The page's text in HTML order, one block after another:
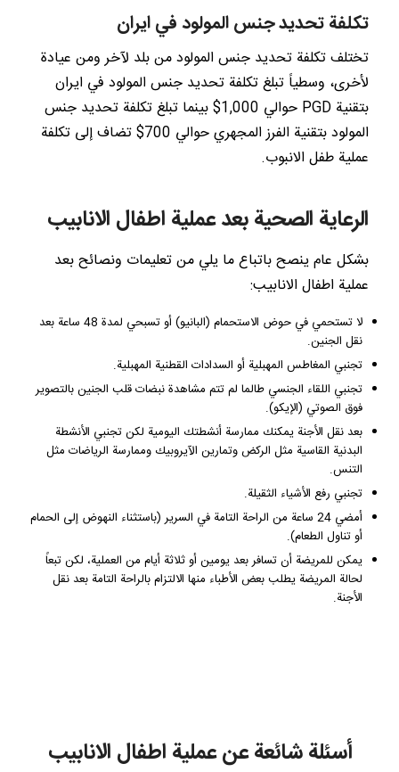
تكلفة تحديد جنس المولود في ايران
تختلف تكلفة تحديد جنس المولود من بلد لآخر ومن عيادة
لأخرى، وسطياً تبلغ تكلفة تحديد جنس المولود في ايران
بتقنية PGD حوالي 1,000$ بينما تبلغ تكلفة تحديد جنس
المولود بتقنية الفرز المجهري حوالي 700$ تضاف إلى تكلفة
عملية طفل الانبوب.
الرعاية الصحية بعد عملية اطفال الانابيب
بشكل عام ينصح باتباع ما يلي من تعليمات ونصائح بعد
عملية اطفال الانابيب:
لا تستحمي في حوض الاستحمام (البانيو) أو تسبحي لمدة 48 ساعة بعد
نقل الجنين.
تجنبي المغاطس المهبلية أو السدادات القطنية المهبلية.
تجنبي اللقاء الجنسي طالما لم تتم مشاهدة نبضات قلب الجنين بالتصوير
فوق الصوتي (الإيكو).
بعد نقل الأجنة يمكنك ممارسة أنشطتك اليومية لكن تجنبي الأنشطة
البدنية القاسية مثل الركض وتمارين الآيروبيك وممارسة الرياضات مثل
التنس.
تجنبي رفع الأشياء الثقيلة.
أمضي 24 ساعة من الراحة التامة في السرير (باستثناء النهوض إلى الحمام
أو تناول الطعام).
يمكن للمريضة أن تسافر بعد يومين أو ثلاثة أيام من العملية، لكن تبعاً
لحالة المريضة يطلب بعض الأطباء منها الالتزام بالراحة التامة بعد نقل
الأجنة.
أسئلة شائعة عن عملية اطفال الانابيب